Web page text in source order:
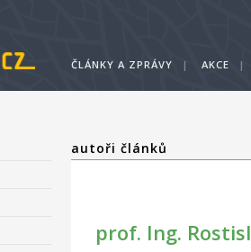
ČLÁNKY A ZPRÁVY | AKCE |
autoři článků
prof. Ing.